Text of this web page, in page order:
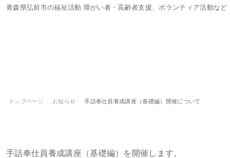
青森県弘前市の福祉活動 障がい者・高齢者支援、ボランティア活動など
トップページ お知らせ 手話奉仕員養成講座（基礎編）開催について
手話奉仕員養成講座（基礎編）を開催します。